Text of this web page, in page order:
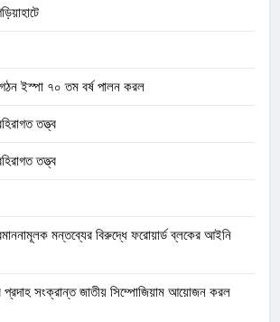
ইস্পা ৭০ তম বর্ষ পালন করল
তত্ত্ব
তত্ত্ব
মন্তব্যের বিরুদ্ধে ফরোয়ার্ড ব্লকের আইনি
সংক্রান্ত জাতীয় সিম্পোজিয়াম আয়োজন করল